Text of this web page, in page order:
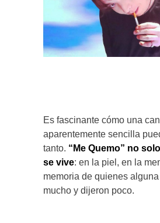
Es fascinante cómo una
aparentemente sencilla
tanto. “Me Quemo” no
se vive: en la piel, en la
memoria de quienes
mucho y dijeron poco.